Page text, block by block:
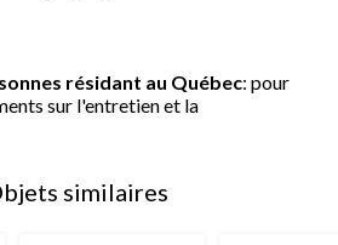
résidant au Québec: pour
sur l'entretien et la
similaires